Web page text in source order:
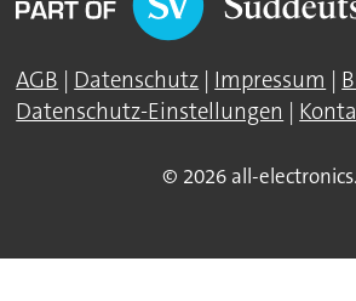
AGB | Datenschutz | Impressum |
Datenschutz-Einstellungen |
© 2026 all-